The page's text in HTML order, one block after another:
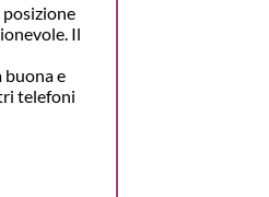
posizione
Il
buona e
telefoni